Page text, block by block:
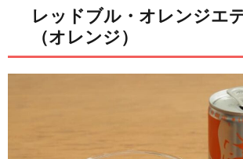
レッドブル・オレンジエ
（オレンジ）